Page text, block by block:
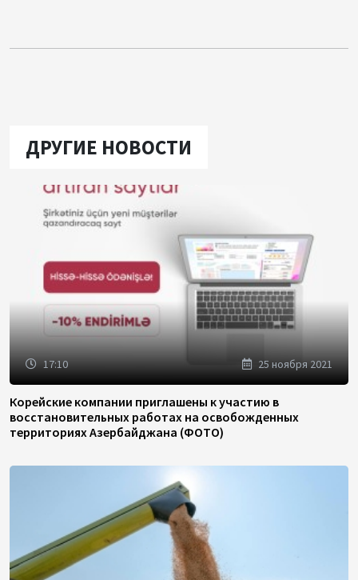
ДРУГИЕ НОВОСТИ
17:10 25 ноября 2021
Корейские компании приглашены к участию в
восстановительных работах на освобожденных
территориях Азербайджана (ФОТО)